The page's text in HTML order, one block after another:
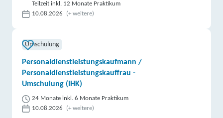
Teilzeit inkl. 12 Monate Praktikum
10.08.2026
(+ weitere)
Umschulung
Personaldienstleistungskaufmann /
Personaldienstleistungskauffrau -
Umschulung (IHK)
24 Monate inkl. 6 Monate Praktikum
10.08.2026
(+ weitere)